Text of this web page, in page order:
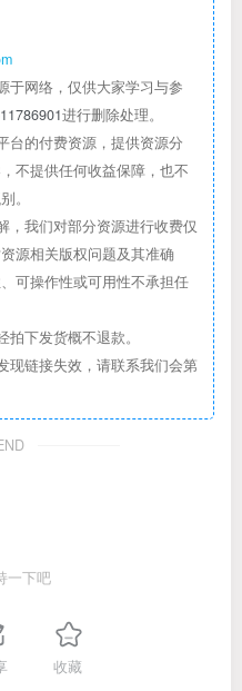
于网络，仅供大家学习与参
进行删除处理。
台的付费资源，提供资源分
不提供任何收益保障，也不
。
，我们对部分资源进行收费仅
源相关版权问题及其准确
可操作性或可用性不承担任
下发货概不退款。
现链接失效，请联系我们会第
一下吧
收藏